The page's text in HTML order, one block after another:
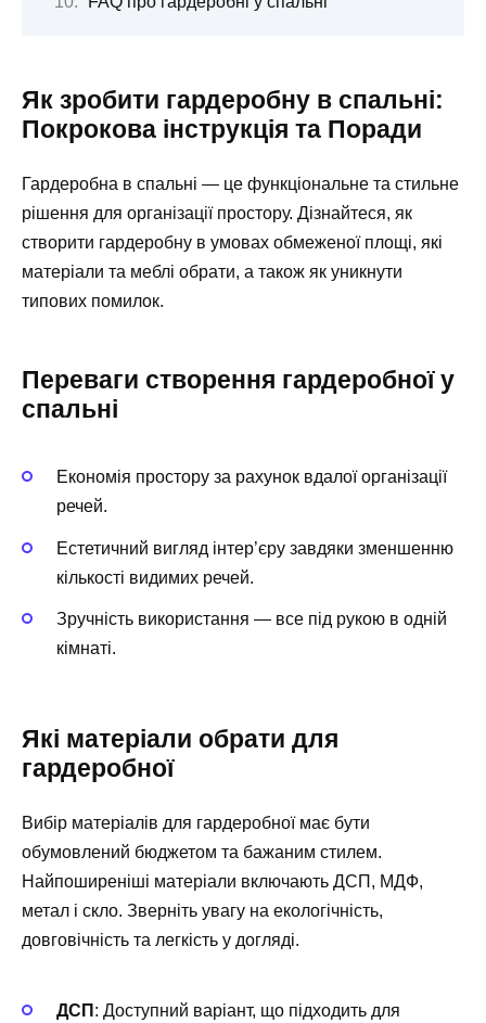
Як зробити гардеробну в спальні:
Покрокова інструкція та Поради
Гардеробна в спальні — це функціональне та стильне
рішення для організації простору. Дізнайтеся, як
створити гардеробну в умовах обмеженої площі, які
матеріали та меблі обрати, а також як уникнути
типових помилок.
Переваги створення гардеробної у
спальні
Економія простору за рахунок вдалої організації
речей.
Естетичний вигляд інтер’єру завдяки зменшенню
кількості видимих речей.
Зручність використання — все під рукою в одній
кімнаті.
Які матеріали обрати для
гардеробної
Вибір матеріалів для гардеробної має бути
обумовлений бюджетом та бажаним стилем.
Найпоширеніші матеріали включають ДСП, МДФ,
метал і скло. Зверніть увагу на екологічність,
довговічність та легкість у догляді.
ДСП : Доступний варіант, що підходить для